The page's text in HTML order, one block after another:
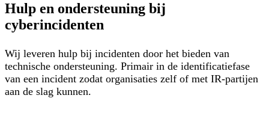
Hulp en ondersteuning bij
cyberincidenten
Wij leveren hulp bij incidenten door het bieden van
technische ondersteuning. Primair in de identificatiefase
van een incident zodat organisaties zelf of met IR-partijen
aan de slag kunnen.